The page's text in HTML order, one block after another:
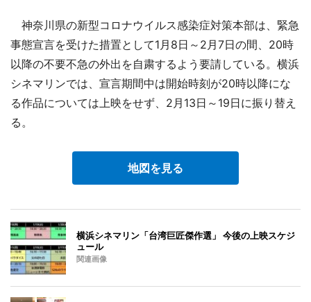
神奈川県の新型コロナウイルス感染症対策本部は、緊急
事態宣言を受けた措置として1月8日～2月7日の間、20時
以降の不要不急の外出を自粛するよう要請している。横浜
シネマリンでは、宣言期間中は開始時刻が20時以降にな
る作品については上映をせず、2月13日～19日に振り替え
る。
地図を見る
横浜シネマリン「台湾巨匠傑作選」 今後の上映スケジ
ュール
関連画像